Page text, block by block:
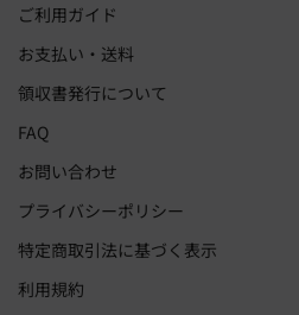
ご利用ガイド
お支払い・送料
領収書発行について
FAQ
お問い合わせ
プライバシーポリシー
特定商取引法に基づく表示
利用規約